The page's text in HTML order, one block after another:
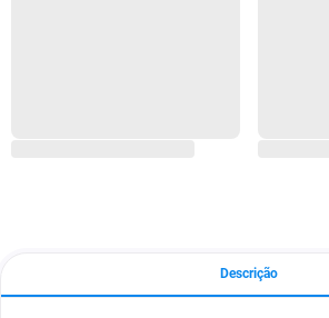
Descrição